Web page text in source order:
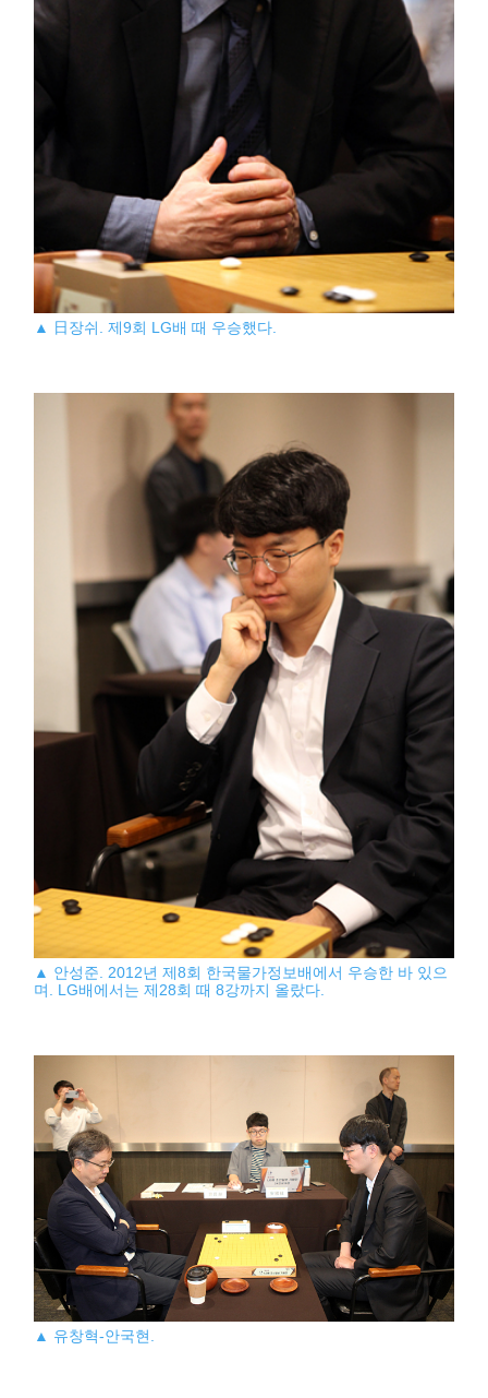
▲ 日장쉬. 제9회 LG배 때 우승했다.
▲ 안성준. 2012년 제8회 한국물가정보배에서 우승한 바 있으
며. LG배에서는 제28회 때 8강까지 올랐다.
▲ 유창혁-안국현.